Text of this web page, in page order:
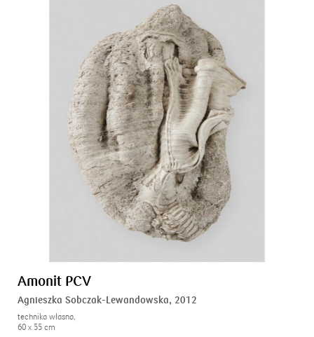
Amonit PCV
Agnieszka Sobczak-Lewandowska, 2012
technika własna,
60 x 55 cm